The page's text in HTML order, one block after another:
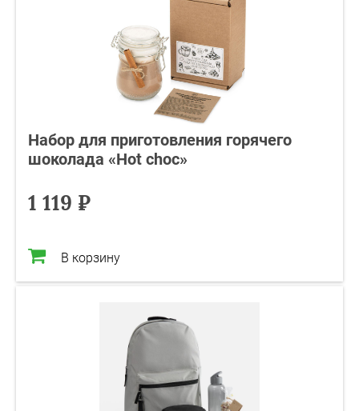
Набор для приготовления горячего
шоколада «Hot choc»
1 119 ₽
В корзину